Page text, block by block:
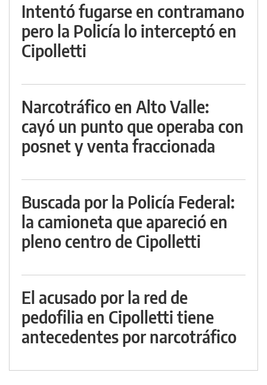
Intentó fugarse en contramano
pero la Policía lo interceptó en
Cipolletti
Narcotráfico en Alto Valle:
cayó un punto que operaba con
posnet y venta fraccionada
Buscada por la Policía Federal:
la camioneta que apareció en
pleno centro de Cipolletti
El acusado por la red de
pedofilia en Cipolletti tiene
antecedentes por narcotráfico